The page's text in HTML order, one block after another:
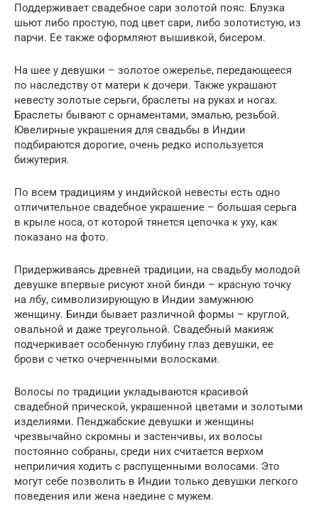
Поддерживает свадебное сари золотой пояс. Блузка
шьют либо простую, под цвет сари, либо золотистую, из
парчи. Ее также оформляют вышивкой, бисером.
На шее у девушки – золотое ожерелье, передающееся
по наследству от матери к дочери. Также украшают
невесту золотые серьги, браслеты на руках и ногах.
Браслеты бывают с орнаментами, эмалью, резьбой.
Ювелирные украшения для свадьбы в Индии
подбираются дорогие, очень редко используется
бижутерия.
По всем традициям у индийской невесты есть одно
отличительное свадебное украшение – большая серьга
в крыле носа, от которой тянется цепочка к уху, как
показано на фото.
Придерживаясь древней традиции, на свадьбу молодой
девушке впервые рисуют хной бинди – красную точку
на лбу, символизирующую в Индии замужнюю
женщину. Бинди бывает различной формы – круглой,
овальной и даже треугольной. Свадебный макияж
подчеркивает особенную глубину глаз девушки, ее
брови с четко очерченными волосками.­
Волосы по традиции укладываются красивой
свадебной прической, украшенной цветами и золотыми
изделиями. Пенджабские девушки и женщины
чрезвычайно скромны и застенчивы, их волосы
постоянно собраны, среди них считается верхом
неприличия ходить с распущенными волосами. Это
могут себе позволить в Индии только девушки легкого
поведения или жена наедине с мужем.